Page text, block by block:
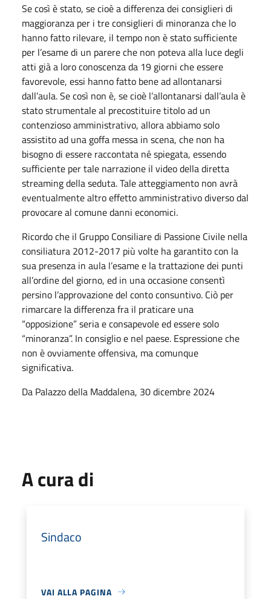
Se così è stato, se cioè a differenza dei consiglieri di
maggioranza per i tre consiglieri di minoranza che lo
hanno fatto rilevare, il tempo non è stato sufficiente
per l’esame di un parere che non poteva alla luce degli
atti già a loro conoscenza da 19 giorni che essere
favorevole, essi hanno fatto bene ad allontanarsi
dall’aula. Se così non è, se cioè l’allontanarsi dall’aula è
stato strumentale al precostituire titolo ad un
contenzioso amministrativo, allora abbiamo solo
assistito ad una goffa messa in scena, che non ha
bisogno di essere raccontata né spiegata, essendo
sufficiente per tale narrazione il video della diretta
streaming della seduta. Tale atteggiamento non avrà
eventualmente altro effetto amministrativo diverso dal
provocare al comune danni economici.
Ricordo che il Gruppo Consiliare di Passione Civile nella
consiliatura 2012-2017 più volte ha garantito con la
sua presenza in aula l’esame e la trattazione dei punti
all’ordine del giorno, ed in una occasione consentì
persino l’approvazione del conto consuntivo. Ciò per
rimarcare la differenza fra il praticare una
“opposizione” seria e consapevole ed essere solo
“minoranza”. In consiglio e nel paese. Espressione che
non è ovviamente offensiva, ma comunque
significativa.
Da Palazzo della Maddalena, 30 dicembre 2024
A cura di
Sindaco
VAI ALLA PAGINA